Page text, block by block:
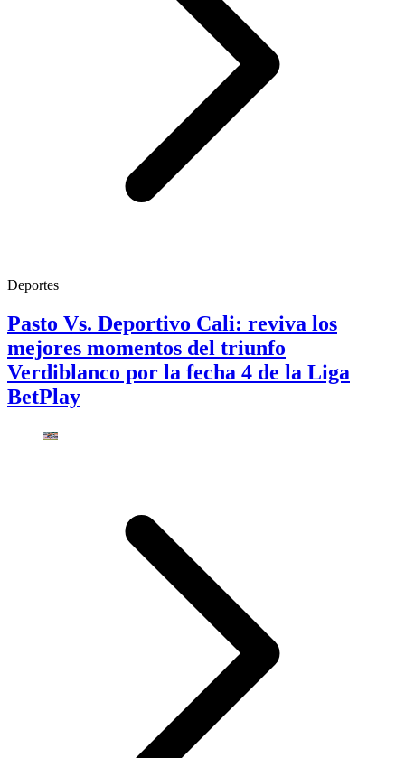
Deportes
Pasto Vs. Deportivo Cali: reviva los
mejores momentos del triunfo
Verdiblanco por la fecha 4 de la Liga
BetPlay